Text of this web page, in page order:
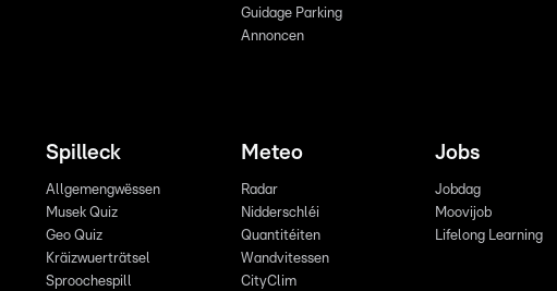
Guidage Parking
Annoncen
Spilleck
Allgemengwëssen
Musek Quiz
Geo Quiz
Kräizwuerträtsel
Sproochespill
Meteo
Radar
Nidderschléi
Quantitéiten
Wandvitessen
CityClim
Jobs
Jobdag
Moovijob
Lifelong Learning